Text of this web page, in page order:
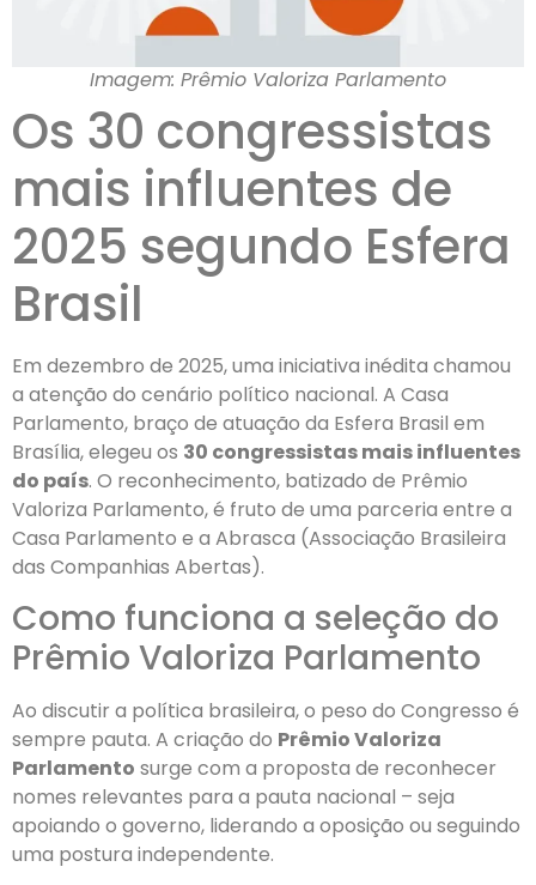
Imagem: Prêmio Valoriza Parlamento
Os 30 congressistas
mais influentes de
2025 segundo Esfera
Brasil
Em dezembro de 2025, uma iniciativa inédita chamou
a atenção do cenário político nacional. A Casa
Parlamento, braço de atuação da Esfera Brasil em
Brasília, elegeu os 30 congressistas mais influentes
do país. O reconhecimento, batizado de Prêmio
Valoriza Parlamento, é fruto de uma parceria entre a
Casa Parlamento e a Abrasca (Associação Brasileira
das Companhias Abertas).
Como funciona a seleção do
Prêmio Valoriza Parlamento
Ao discutir a política brasileira, o peso do Congresso é
sempre pauta. A criação do Prêmio Valoriza
Parlamento surge com a proposta de reconhecer
nomes relevantes para a pauta nacional – seja
apoiando o governo, liderando a oposição ou seguindo
uma postura independente.